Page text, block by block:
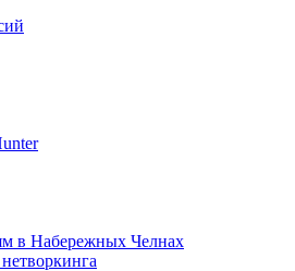
в Набережных Челнах